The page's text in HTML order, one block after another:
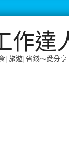
作達
|旅遊|省錢～愛分享